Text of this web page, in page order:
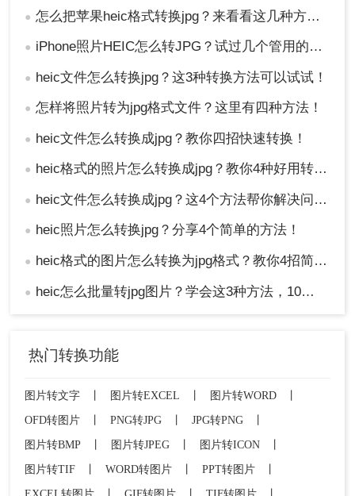
● 怎么把苹果heic格式转换jpg？来看看这几种方法吧！
● iPhone照片HEIC怎么转JPG？试过几个管用的方法！
● heic文件怎么转换jpg？这3种转换方法可以试试！
● 怎样将照片转为jpg格式文件？这里有四种方法！
● heic文件怎么转换成jpg？教你四招快速转换！
● heic格式的照片怎么转换成jpg？教你4种好用转换方法！
● heic文件怎么转换成jpg？这4个方法帮你解决问题！
● heic照片怎么转换jpg？分享4个简单的方法！
● heic格式的图片怎么转换为jpg格式？教你4招简便的转换方法！
● heic怎么批量转jpg图片？学会这3种方法，10秒转换上百张图片。
热门转换功能
图片转文字 图片转EXCEL 图片转WORD
OFD转图片
PNG转JPG JPG转PNG
图片转BMP
图片转JPEG 图片转ICON
图片转TIF
WORD转图片 PPT转图片